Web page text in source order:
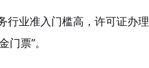
行业准入门槛高，许可证办
票”。